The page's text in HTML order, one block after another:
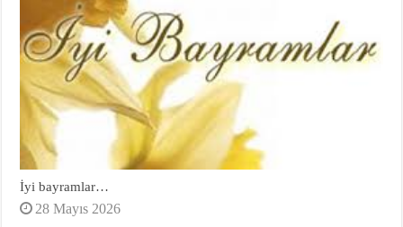
İyi bayramlar…
28 Mayıs 2026